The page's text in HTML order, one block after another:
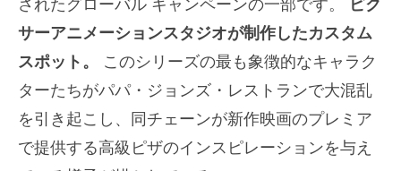
サーアニメーションスタジオが制作したカスタム
スポット。
このシリーズの最も象徴的なキャラク
ターたちがパパ・ジョンズ・レストランで大混乱
を引き起こし、同チェーンが新作映画のプレミア
で提供する高級ピザのインス​​ピレーションを与え